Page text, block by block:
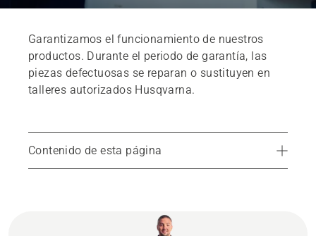
Garantizamos el funcionamiento de nuestros
productos. Durante el periodo de garantía, las
piezas defectuosas se reparan o sustituyen en
talleres autorizados Husqvarna.
Contenido de esta página
Encuentra tu tienda más cercana